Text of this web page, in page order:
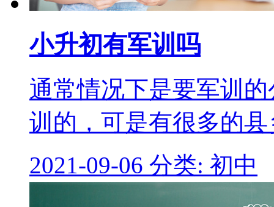
小升初有军训吗
通常情况下是要军训
训的，可是有很多的
2021-09-06 分类: 初中